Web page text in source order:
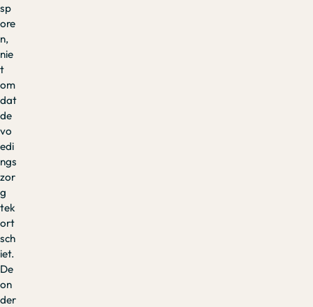
sp
ore
n,
nie
t
om
dat
de
vo
edi
ngs
zor
g
tek
ort
sch
iet.
De
on
der